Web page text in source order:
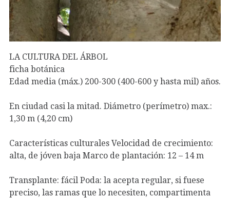
LA CULTURA DEL ÁRBOL
ficha botánica
Edad media (máx.) 200-300 (400-600 y hasta mil) años.
En ciudad casi la mitad. Diámetro (perímetro) max.:
1,30 m (4,20 cm)
Características culturales Velocidad de crecimiento:
alta, de jóven baja Marco de plantación: 12 – 14 m
Transplante: fácil Poda: la acepta regular, si fuese
preciso, las ramas que lo necesiten, compartimenta